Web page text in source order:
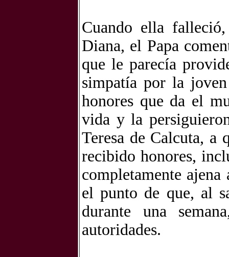
Cuando ella
Diana, el Papa
que le parecía
simpatía por la
honores que da el
vida y la
Teresa de Calcuta, a
recibido honores,
completamente
el punto de que, al
durante una
autoridades.